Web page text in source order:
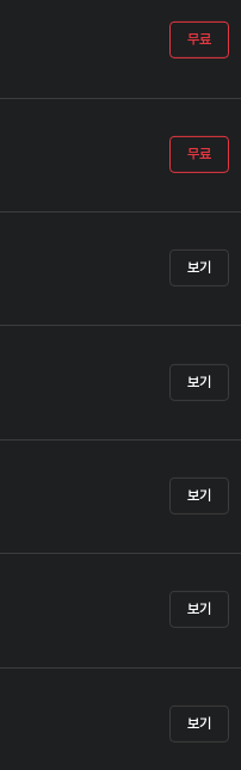
무료
무료
보기
보기
보기
보기
보기